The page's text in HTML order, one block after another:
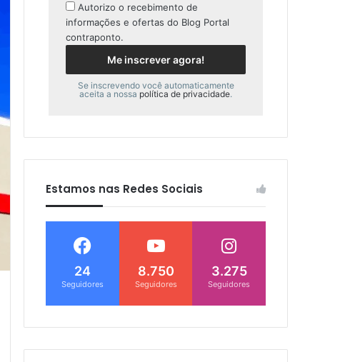
Autorizo o recebimento de
informações e ofertas do Blog Portal
contraponto.
Se inscrevendo você automaticamente
aceita a nossa política de privacidade.
Estamos nas Redes Sociais
24
Seguidores
8.750
Seguidores
3.275
Seguidores